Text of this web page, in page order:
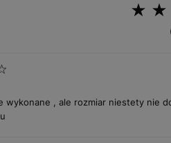
wykonane , ale rozmiar niestety nie